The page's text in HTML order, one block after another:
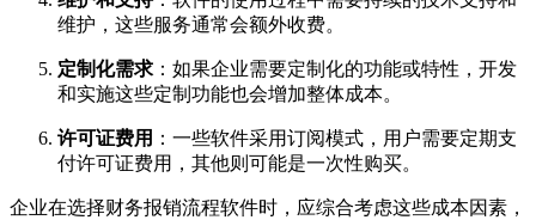
维护，这些服务通常会额外收费。
定制化需求 ：如果企业需要定制化的功能或特性，开发
和实施这些定制功能也会增加整体成本。
许可证费用 ：一些软件采用订阅模式，用户需要定期支
付许可证费用，其他则可能是一次性购买。
企业在选择财务报销流程软件时，应综合考虑这些成本因素，